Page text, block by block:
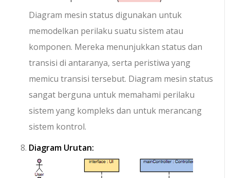
Diagram mesin status digunakan untuk
memodelkan perilaku suatu sistem atau
komponen. Mereka menunjukkan status dan
transisi di antaranya, serta peristiwa yang
memicu transisi tersebut. Diagram mesin status
sangat berguna untuk memahami perilaku
sistem yang kompleks dan untuk merancang
sistem kontrol.
Diagram Urutan: